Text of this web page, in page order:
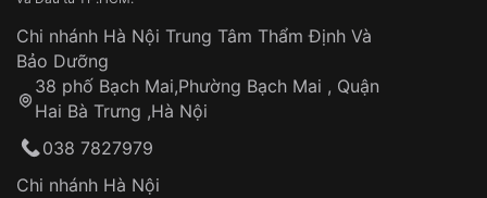
làm việc
Áp dụng cho tất cả tỉnh thành trên toàn quốc
Thời gian tính từ khi xác nhận đơn hàng thành
công
Hotline: 0585 215 215
Hao mòn tự nhiên theo thời gian:
Dây đeo
Sản phẩm đã bị:
Tự ý sửa chữa
thống VNLUX
Chi nhánh Hà Nội Trung Tâm Thẩm Định Và
Bảo Dưỡng
38 phố Bạch Mai,Phường Bạch Mai , Quận
Hai Bà Trưng ,Hà Nội
038 7827979
Chi nhánh Hà Nội